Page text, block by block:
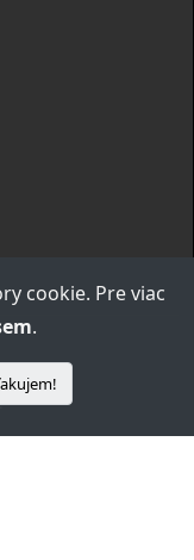
.
cookie. Pre viac
.